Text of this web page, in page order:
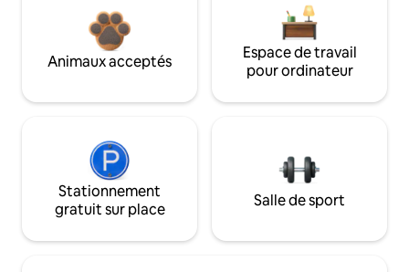
Animaux acceptés
Espace de travail
pour ordinateur
Stationnement
gratuit sur place
Salle de sport